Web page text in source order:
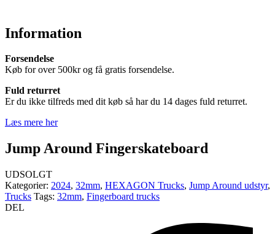
Information
Forsendelse
Køb for over 500kr og få gratis forsendelse.
Fuld returret
Er du ikke tilfreds med dit køb så har du 14 dages fuld returret.
Læs mere her
Jump Around Fingerskateboard
UDSOLGT
Kategorier: 2024, 32mm, HEXAGON Trucks, Jump Around udstyr,
Trucks Tags: 32mm, Fingerboard trucks
DEL